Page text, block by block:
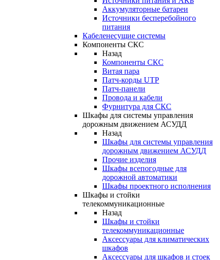
Аккумуляторные батареи
Источники бесперебойного
питания
Кабеленесущие системы
Компоненты СКС
Назад
Компоненты СКС
Витая пара
Патч-корды UTP
Патч-панели
Провода и кабели
Фурнитура для СКС
Шкафы для системы управления
дорожным движением АСУДД
Назад
Шкафы для системы управления
дорожным движением АСУДД
Прочие изделия
Шкафы всепогодные для
дорожной автоматики
Шкафы проектного исполнения
Шкафы и стойки
телекоммуникационные
Назад
Шкафы и стойки
телекоммуникационные
Аксессуары для климатических
шкафов
Аксессуары для шкафов и стоек